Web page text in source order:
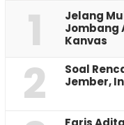
1
Jelang
Jombang
Kanvas
2
‎Soal
Jember,